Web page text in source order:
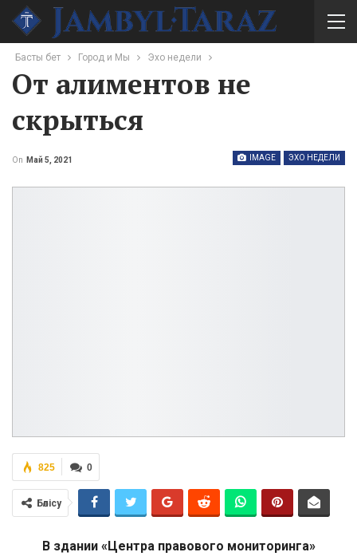
Басты бет Город и Мы Эхо недели
От алиментов не
скрыться
IMAGE ЭХО НЕДЕЛИ
On Май 5, 2021
0
825
Бөлісу
В здании «Центра правового мониторинга»